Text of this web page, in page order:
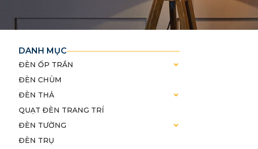
DANH MỤC
ĐÈN ỐP TRẦN
ĐÈN CHÙM
ĐÈN THẢ
QUẠT ĐÈN TRANG TRÍ
ĐÈN TƯỜNG
ĐÈN TRỤ